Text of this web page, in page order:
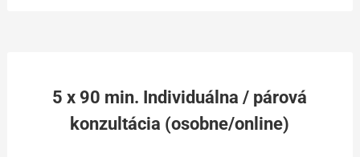
5 x 90 min. Individuálna / párová
konzultácia (osobne/online)